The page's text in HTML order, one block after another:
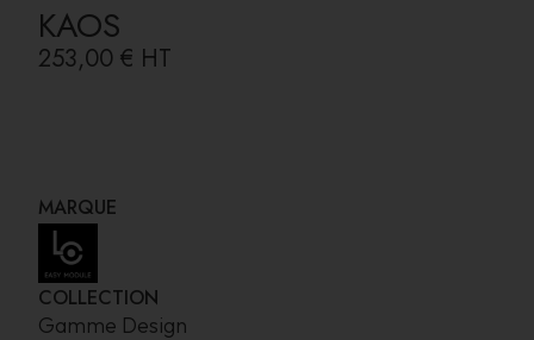
KAOS
253,00 € HT
MARQUE
COLLECTION
Gamme Design